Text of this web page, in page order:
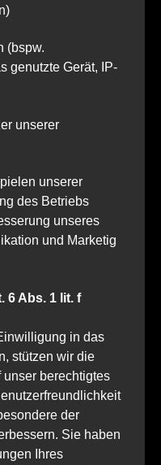
(bspw.
genutzte Gerät, IP-
unserer
unserer
des Betriebs
unseres
und Marketig
6 Abs. 1 lit. f
in das
stützen wir die
unser berechtigtes
der
Sie haben
Ihres